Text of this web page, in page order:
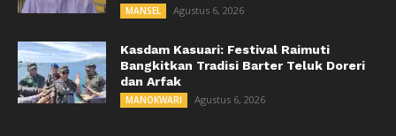
MANSEL Agustus 6, 2026
Kasdam Kasuari: Festival Raimuti
Bangkitkan Tradisi Barter Teluk Doreri
dan Arfak
MANOKWARI Agustus 6, 2026